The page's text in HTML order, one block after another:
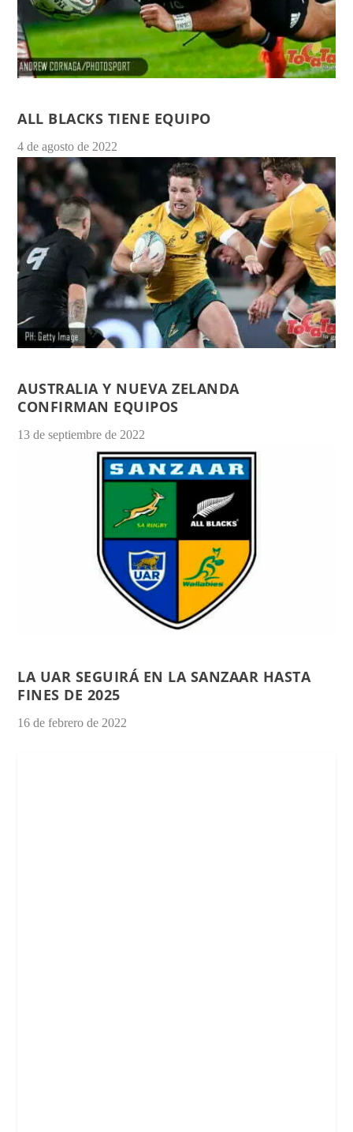
ALL BLACKS TIENE EQUIPO
4 de agosto de 2022
AUSTRALIA Y NUEVA ZELANDA
CONFIRMAN EQUIPOS
13 de septiembre de 2022
LA UAR SEGUIRÁ EN LA SANZAAR HASTA
FINES DE 2025
16 de febrero de 2022